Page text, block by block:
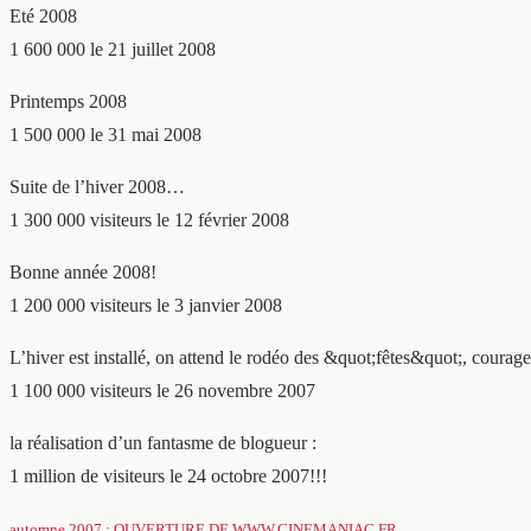
Eté 2008
1 600 000 le 21 juillet 2008
Printemps 2008
1 500 000 le 31 mai 2008
Suite de l’hiver 2008…
1 300 000 visiteurs le 12 février 2008
Bonne année 2008!
1 200 000 visiteurs le 3 janvier 2008
L’hiver est installé, on attend le rodéo des &quot;fêtes&quot;,
1 100 000 visiteurs le 26 novembre 2007
la réalisation d’un fantasme de blogueur :
1 million de visiteurs le 24 octobre 2007!!!